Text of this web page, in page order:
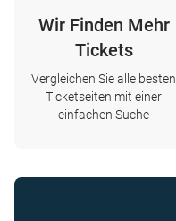
Wir Finden Mehr
Tickets
Vergleichen Sie alle besten
Ticketseiten mit einer
einfachen Suche